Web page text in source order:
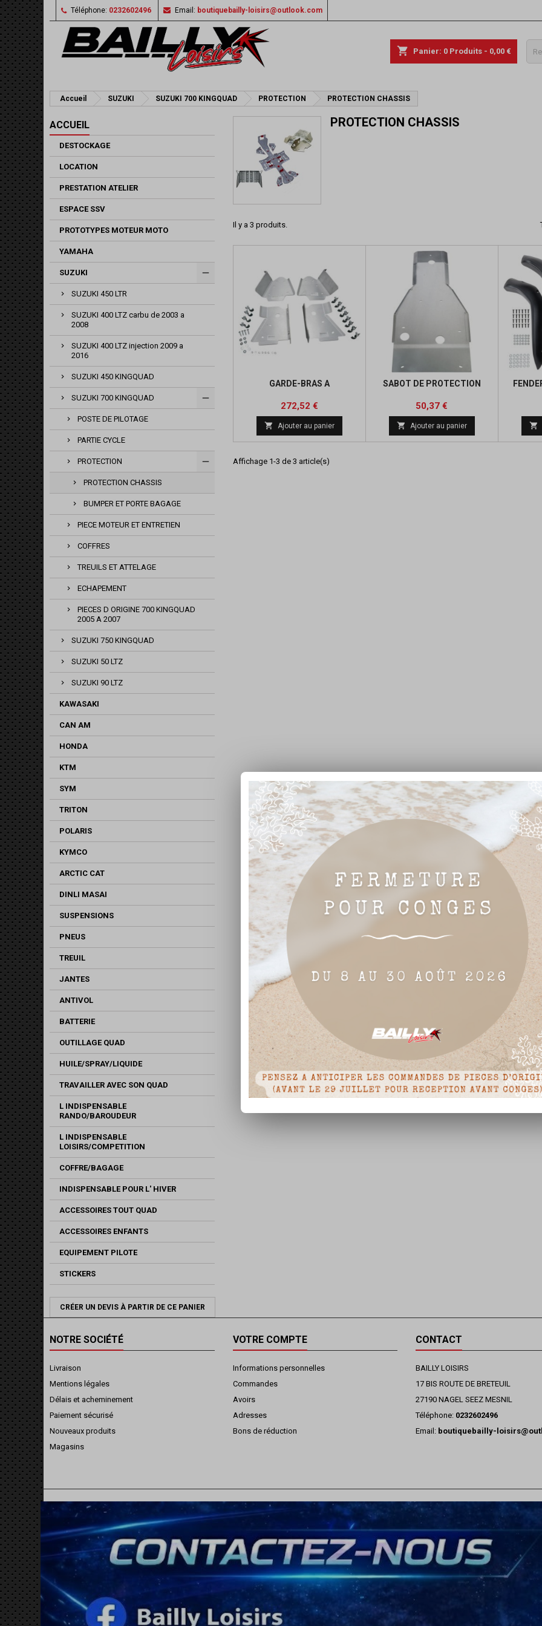
Téléphone: 0232602496 Email: boutiquebailly-loisirs@outlook.com
shopping_cart Panier: 0 Produits - 0,00 €
Accueil SUZUKI SUZUKI 700 KINGQUAD PROTECTION PROTECTION CHASSIS
ACCUEIL
DESTOCKAGE
LOCATION
PRESTATION ATELIER
ESPACE SSV
PROTOTYPES MOTEUR MOTO
YAMAHA
SUZUKI
SUZUKI 450 LTR
SUZUKI 400 LTZ carbu de 2003 a
2008
SUZUKI 400 LTZ injection 2009 a
2016
SUZUKI 450 KINGQUAD
SUZUKI 700 KINGQUAD
POSTE DE PILOTAGE
PARTIE CYCLE
PROTECTION
PROTECTION CHASSIS
BUMPER ET PORTE BAGAGE
PIECE MOTEUR ET ENTRETIEN
COFFRES
TREUILS ET ATTELAGE
ECHAPEMENT
PIECES D ORIGINE 700 KINGQUAD
2005 A 2007
SUZUKI 750 KINGQUAD
SUZUKI 50 LTZ
SUZUKI 90 LTZ
KAWASAKI
CAN AM
HONDA
KTM
SYM
TRITON
POLARIS
KYMCO
ARCTIC CAT
DINLI MASAI
SUSPENSIONS
PNEUS
TREUIL
JANTES
ANTIVOL
BATTERIE
OUTILLAGE QUAD
HUILE/SPRAY/LIQUIDE
TRAVAILLER AVEC SON QUAD
L INDISPENSABLE
RANDO/BAROUDEUR
L INDISPENSABLE
LOISIRS/COMPETITION
COFFRE/BAGAGE
INDISPENSABLE POUR L' HIVER
ACCESSOIRES TOUT QUAD
ACCESSOIRES ENFANTS
EQUIPEMENT PILOTE
STICKERS
CRÉER UN DEVIS À PARTIR DE CE PANIER
PROTECTION CHASSIS
Il y a 3 produits.
GARDE-BRAS A
Prix
272,52 €Prix
de
base
 Ajouter au panier
SABOT DE PROTECTION
Prix
50,37 €
base
 Ajouter au panier 
Affichage 1-3 de 3 article(s)
NOTRE SOCIÉTÉ
Livraison
Mentions légales
Délais et acheminement
Paiement sécurisé
Nouveaux produits
Magasins
VOTRE COMPTE
Informations personnelles
Commandes
Avoirs
Adresses
Bons de réduction
CONTACT
BAILLY LOISIRS
17 BIS ROUTE DE BRETEUIL
27190 NAGEL SEEZ MESNIL
Téléphone: 0232602496
Email: boutiquebailly-